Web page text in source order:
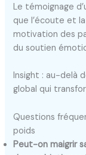
Le témoignage
que l’écoute et
motivation des
du soutien
Insight : au-delà
global qui
Questions
poids
Peut-on maigrir